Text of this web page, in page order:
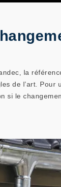
la
de l’art.
si le